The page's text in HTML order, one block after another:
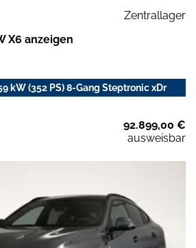
Zentrallager
X6 anzeigen
kW (352 PS) 8-Gang Steptronic xDr
92.899,00 €
ausweisbar